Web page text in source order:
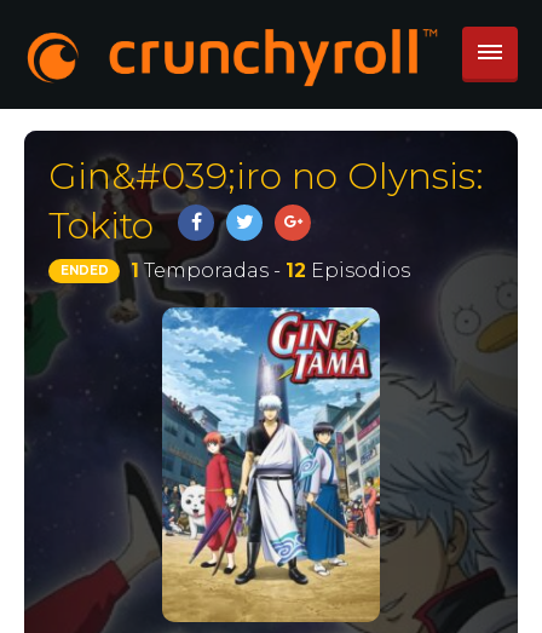
Gin&#039;iro no Olynsis:
Tokito
ENDED 1 Temporadas - 12 Episodios